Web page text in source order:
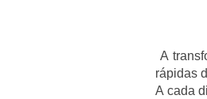
A
rápidas
A cada